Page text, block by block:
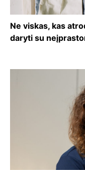
Ne viskas, kas
daryti su